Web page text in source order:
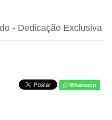
- Dedicação Exclusiva
Whatsapp